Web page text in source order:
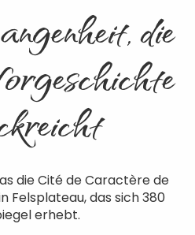
die
die Cité de Caractère de
Felsplateau, das sich 380
erhebt.